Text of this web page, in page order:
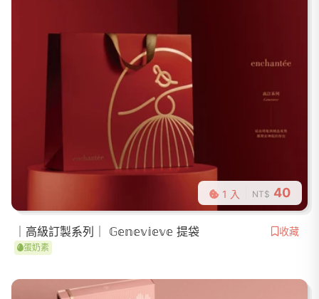
1 入 NT$ 40
｜高級訂製系列｜ 𝔾𝕖𝕟𝕖𝕧𝕚𝕖𝕧𝕖 提袋 收藏
蛋奶素